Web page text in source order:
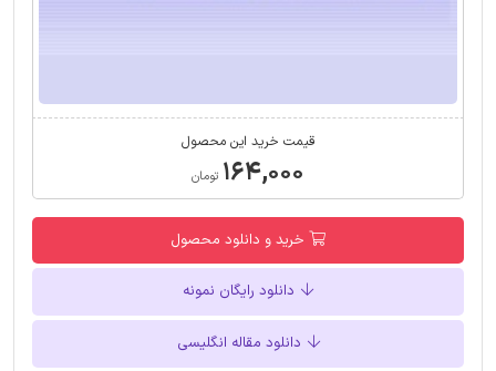
قیمت خرید این محصول
۱۶۴,۰۰۰ تومان
خرید و دانلود محصول
دانلود رایگان نمونه
دانلود مقاله انگلیسی